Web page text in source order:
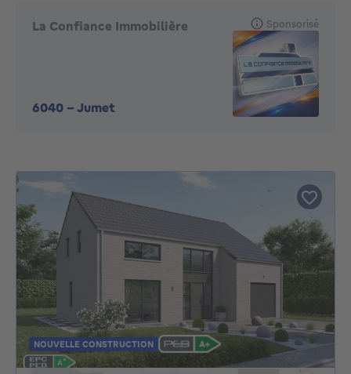
La Confiance Immobilière
6040 -Jumet
Sponsorisé
NOUVELLE CONSTRUCTION